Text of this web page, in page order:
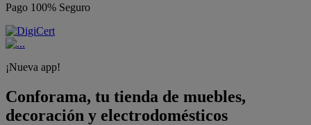
Pago 100% Seguro
¡Nueva app!
Conforama, tu tienda de muebles,
decoración y electrodomésticos